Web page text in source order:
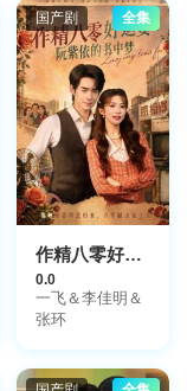
国产剧 全集
作精八零好运妻：阮紫依的书中梦
0.0
一飞＆李佳明＆
张环